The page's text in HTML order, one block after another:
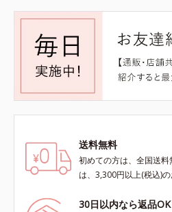
送料無料
初めての方は、全国送
は、3,300円以上(税込)
30日以内なら返品OK